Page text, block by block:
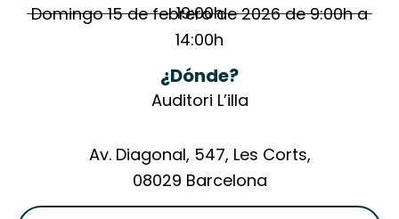
19:00h
Domingo 15 de febrero de 2026 de 9:00h a
14:00h
¿Dónde?
Auditori L’illa
Av. Diagonal, 547, Les Corts,
08029 Barcelona